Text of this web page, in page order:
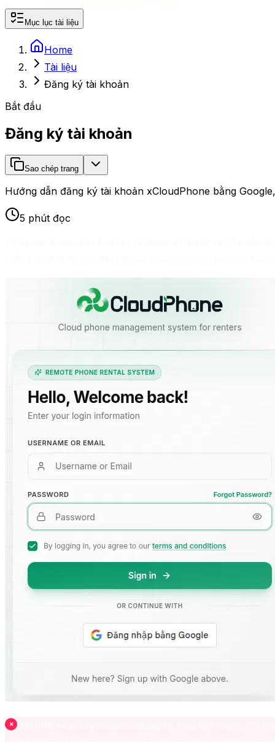
Mục lục tài liệu
Home
Tài liệu
Đăng ký tài khoản
Bắt đầu
Đăng ký tài khoản
Sao chép trang
Hướng dẫn đăng ký tài khoản xCloudPhone bằng
5 phút đọc